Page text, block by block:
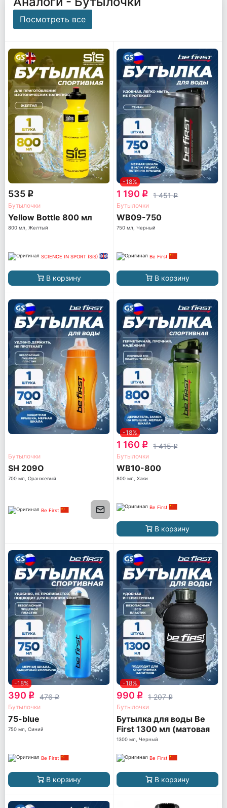
Посмотреть все
535 q
Бутылочки
Yellow Bottle 800 мл
800 мл, Желтый
SCIENCE IN SPORT (SiS)
В корзину
-18%
1 190 q 1 451q
Бутылочки
WB09-750
750 мл, Черный
Be First
В корзину
Бутылочки
SH 209O
700 мл, Оранжевый
Be First
-18%
1 160 q 1 415q
Бутылочки
WB10-800
800 мл, Хаки
Be First
В корзину
-18%
390 q 476q
Бутылочки
75-blue
750 мл, Синий
Be First
В корзину
-18%
990 q 1 207q
Бутылочки
Бутылка для воды Be
First 1300 мл (матовая
TS1300-FOROST)
1300 мл, Черный
Be First
В корзину